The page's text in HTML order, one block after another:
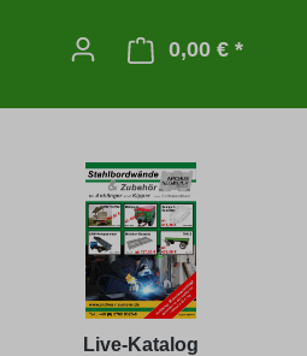
0,00 € *
Live-Katalog